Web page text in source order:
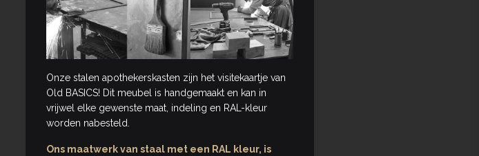
Onze stalen apothekerskasten zijn het visitekaartje van
Old BASICS! Dit meubel is handgemaakt en kan in
vrijwel elke gewenste maat, indeling en RAL-kleur
worden nabesteld.
Ons maatwerk van staal met een RAL kleur, is